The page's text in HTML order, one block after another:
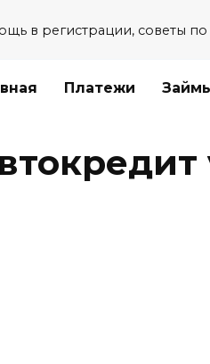
в регистрации, советы
Платежи